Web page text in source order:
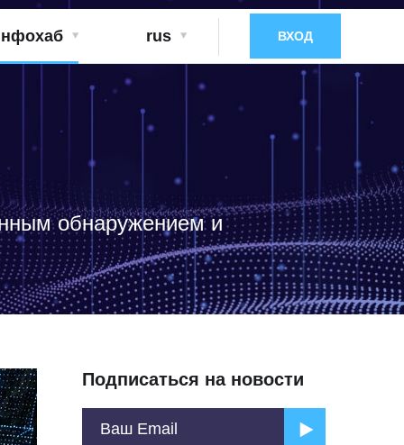
rus ВХОД
обнаружением и
Подписаться на новости